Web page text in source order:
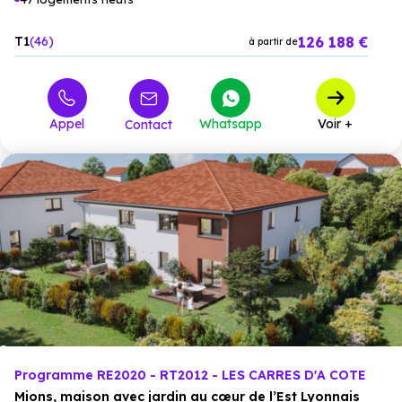
T1 46 à partir de126 188 €
Appel Contact Whatsapp Voir +
Programme RE2020 - RT2012 - LES CARRES D'A COTE
Mions, maison avec jardin au cœur de l’Est Lyonnais